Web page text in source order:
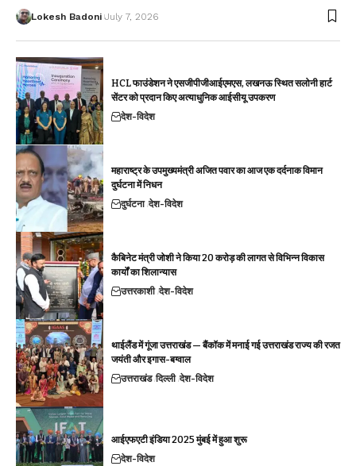
Lokesh Badoni July 7, 2026
HCL फाउंडेशन ने एसजीपीजीआईएमएस, लखनऊ स्थित सलोनी हार्ट
सेंटर को प्रदान किए अत्याधुनिक आईसीयू उपकरण
देश-विदेश
महाराष्ट्र के उपमुख्यमंत्री अजित पवार का आज एक दर्दनाक विमान
दुर्घटना में निधन
दुर्घटना देश-विदेश
कैबिनेट मंत्री जोशी ने किया 20 करोड़ की लागत से विभिन्न विकास
कार्यों का शिलान्यास
उत्तरकाशी देश-विदेश
थाईलैंड में गूंजा उत्तराखंड — बैंकॉक में मनाई गई उत्तराखंड राज्य की रजत
जयंती और इगास-बग्वाल
उत्तराखंड दिल्ली देश-विदेश
आईएफएटी इंडिया 2025 मुंबई में हुआ शुरू
देश-विदेश